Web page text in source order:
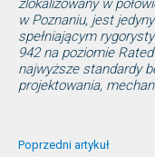
zlokalizowany w
w Poznaniu, jest
spełniającym
942 na poziomie
najwyższe standardy
projektowania,
Poprzedni artykuł